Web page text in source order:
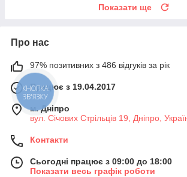
Показати ще
Про нас
97% позитивних з 486 відгуків за рік
Працює з 19.04.2017
м. Дніпро
вул. Січових Стрільців 19, Дніпро,
Контакти
Сьогодні працює з 09:00 до 18:00
Показати весь графік роботи
КНОПКА
ЗВ'ЯЗКУ